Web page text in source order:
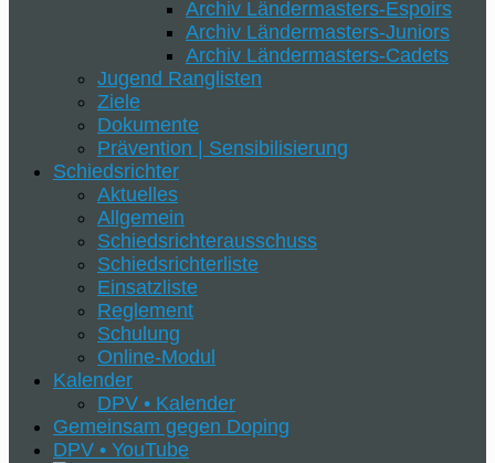
Archiv Ländermasters-Espoirs
Archiv Ländermasters-Juniors
Archiv Ländermasters-Cadets
Jugend Ranglisten
Ziele
Dokumente
Prävention | Sensibilisierung
Schiedsrichter
Aktuelles
Allgemein
Schiedsrichterausschuss
Schiedsrichterliste
Einsatzliste
Reglement
Schulung
Online-Modul
Kalender
DPV • Kalender
Gemeinsam gegen Doping
DPV • YouTube